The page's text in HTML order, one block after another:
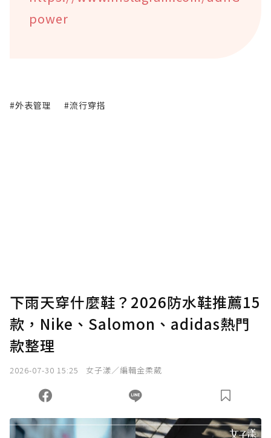
power
#外表管理 #流行穿搭
下雨天穿什麼鞋？2026防水鞋推薦15
款，Nike、Salomon、adidas熱門
款整理
2026-07-30 15:25 女子漾／編輯金柔葳